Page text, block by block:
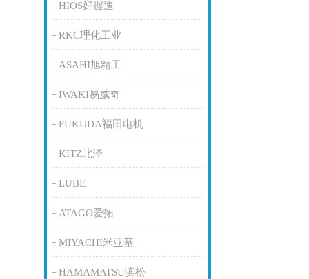
HIOS好握速
RKC理化工业
ASAHI旭精工
IWAKI易威奇
FUKUDA福田电机
KITZ北泽
LUBE
ATAGO爱拓
MIYACHI米亚基
HAMAMATSU滨松